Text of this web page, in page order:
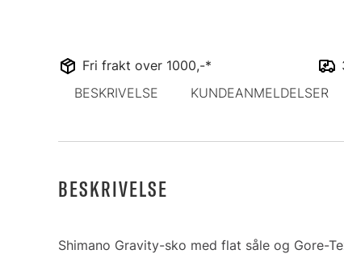
Fri frakt over 1000,-*
BESKRIVELSE
KUNDEANMELDELSER
BESKRIVELSE
Shimano Gravity-sko med flat såle og Gore-